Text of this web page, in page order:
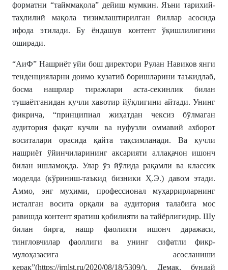
форматни “тайммақола” дейиш мумкин. Яъни тарихий-
таҳлилий мақола тизимлаштирилган йиллар асосида
ифода этилади. Бу ёндашув контент ўқишлилигини
оширади.
“АиФ” Нашриёт уйи бош директори Рулан Навиков янги
тенденцияларни доимо кузатиб боришларини таъкидлаб,
босма нашрлар тиражлари аста-секинлик билан
тушаётганидан кучли хавотир йўқлигини айтади. Унинг
фикрича, “принципиал жиҳатдан чексиз бўлмаган
аудитория фақат кучли ва нуфузли оммавий ахборот
воситалари орасида қайта тақсимланади. Ва кучли
нашриёт ўйинчиларининг аксарияти аллақачон ишонч
билан ишламоқда. Улар ўз йўлида рақамли ва классик
моделда (кўриниш-таъкид бизники Ҳ.Э.) давом этади.
Аммо, энг муҳими, профессионал муҳаррирларнинг
исталган восита орқали ва аудитория талабига мос
равишда контент яратиш қобилияти ва тайёрлигидир. Шу
билан бирга, нашр фаолияти ишонч даражаси,
тингловчилар фаоллиги ва унинг сифатли фикр-
мулоҳазасига асосланиши
керак”(https://jrnlst.ru/2020/08/18/5309/). Демак, бундай